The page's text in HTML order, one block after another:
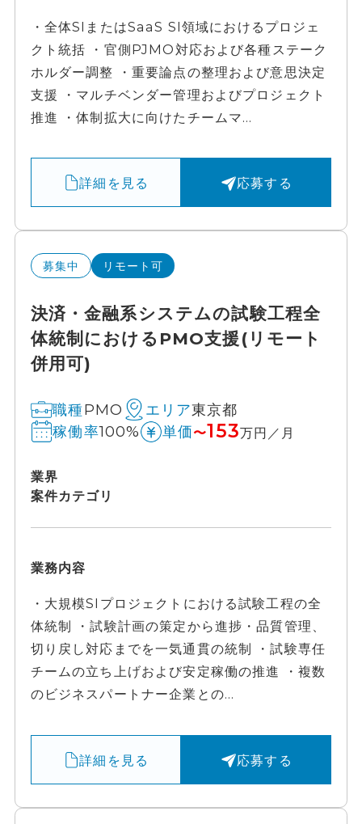
・全体SIまたはSaaS SI領域におけるプロジェ
クト統括 ・官側PJMO対応および各種ステーク
ホルダー調整 ・重要論点の整理および意思決定
支援 ・マルチベンダー管理およびプロジェクト
推進 ・体制拡大に向けたチームマ...
詳細を見る 応募する
募集中 リモート可
決済・金融系システムの試験工程全
体統制におけるPMO支援(リモート
併用可)
職種PMO エリア東京都
稼働率100% 単価〜153万円／月
業界
案件カテゴリ
業務内容
・大規模SIプロジェクトにおける試験工程の全
体統制 ・試験計画の策定から進捗・品質管理、
切り戻し対応までを一気通貫の統制 ・試験専任
チームの立ち上げおよび安定稼働の推進 ・複数
のビジネスパートナー企業との...
詳細を見る 応募する